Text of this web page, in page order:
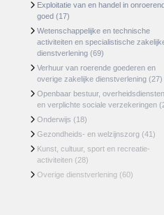
Exploitatie van en handel in
goed (17)
Wetenschappelijke en technische
activiteiten en specialistische
dienstverlening (69)
Verhuur van roerende goederen en
overige zakelijke dienstverlening (27)
Openbaar bestuur, overheidsdiensten
en verplichte sociale verzekeringen
Onderwijs (18)
Gezondheids- en welzijnszorg (41)
Kunst, cultuur, sport en recreatie-
activiteiten (28)
Overige dienstverlening (60)